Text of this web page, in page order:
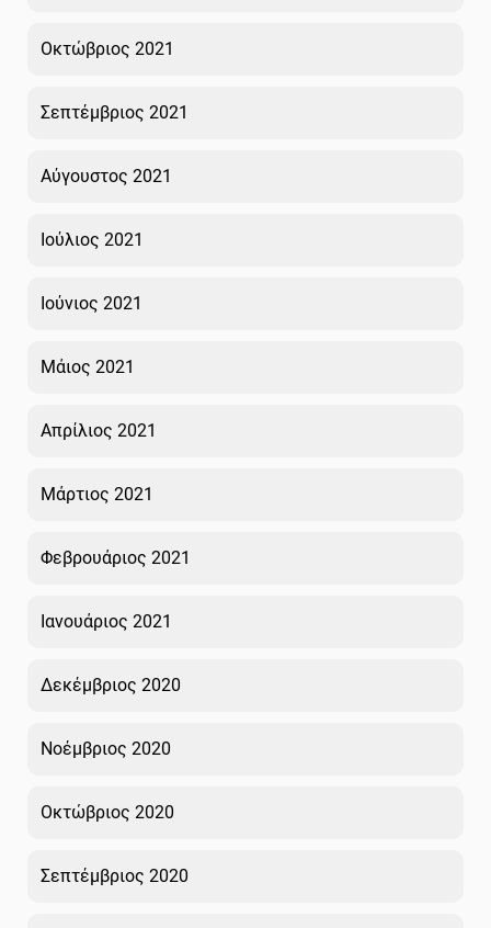
Οκτώβριος 2021
Σεπτέμβριος 2021
Αύγουστος 2021
Ιούλιος 2021
Ιούνιος 2021
Μάιος 2021
Απρίλιος 2021
Μάρτιος 2021
Φεβρουάριος 2021
Ιανουάριος 2021
Δεκέμβριος 2020
Νοέμβριος 2020
Οκτώβριος 2020
Σεπτέμβριος 2020